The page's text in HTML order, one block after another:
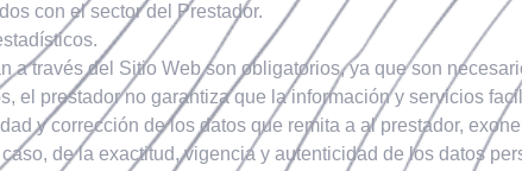
con el sector del Prestador.
a través del Sitio Web son obligatorios, ya que son
el prestador no garantiza que la información y servicios
y corrección de los datos que remita a al prestador,
de la exactitud, vigencia y autenticidad de los datos